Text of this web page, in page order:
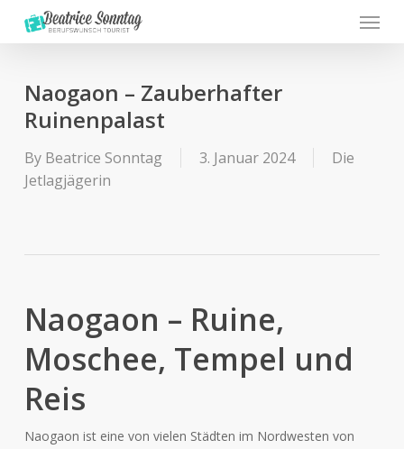
Menu
Naogaon – Zauberhafter
Ruinenpalast
By Beatrice Sonntag 3. Januar 2024
Die
Jetlagjägerin
Naogaon – Ruine,
Moschee, Tempel und
Reis
Naogaon ist eine von vielen Städten im Nordwesten von